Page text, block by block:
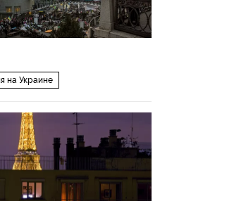
на Украине